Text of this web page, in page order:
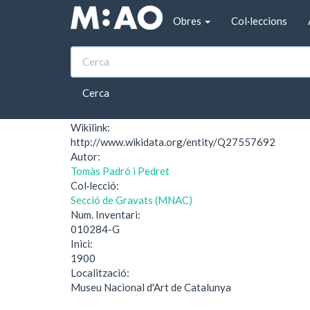
Vés al contingut
Obres
Col·leccions
Cerca
Inici Els centralistes
Els centralistes
Wikilink:
http://www.wikidata.org/entity/Q27557692
Autor:
Tomàs Padró i Pedret
Col·lecció:
Secció de Gravats (MNAC)
Num. Inventari:
010284-G
Inici:
1900
Localització:
Museu Nacional d'Art de Catalunya